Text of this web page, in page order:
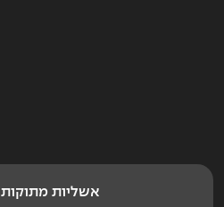
אשליות מתוקות